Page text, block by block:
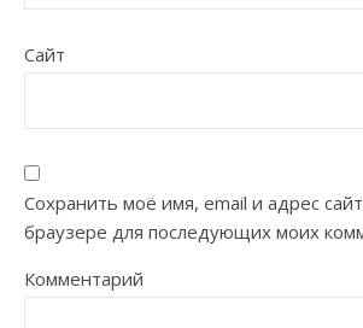
Сайт
Сохранить моё имя, email и адрес
браузере для последующих моих
Комментарий